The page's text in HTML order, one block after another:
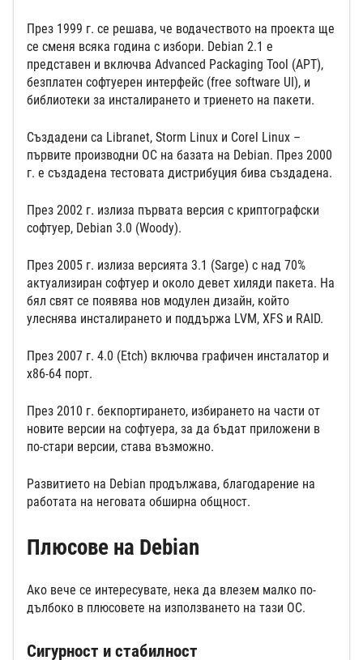
През 1999 г. се решава, че водачеството на проекта ще
се сменя всяка година с избори. Debian 2.1 е
представен и включва Advanced Packaging Tool (APT),
безплатен софтуерен интерфейс (free software UI), и
библиотеки за инсталирането и триенето на пакети.
Създадени са Libranet, Storm Linux и Corel Linux –
първите производни ОС на базата на Debian. През 2000
г. е създадена тестовата дистрибуция бива създадена.
През 2002 г. излиза първата версия с криптографски
софтуер, Debian 3.0 (Woody).
През 2005 г. излиза версията 3.1 (Sarge) с над 70%
актуализиран софтуер и около девет хиляди пакета. На
бял свят се появява нов модулен дизайн, който
улеснява инсталирането и поддържа LVM, XFS и RAID.
През 2007 г. 4.0 (Etch) включва графичен инсталатор и
x86-64 порт.
През 2010 г. бекпортирането, избирането на части от
новите версии на софтуера, за да бъдат приложени в
по-стари версии, става възможно.
Развитието на Debian продължава, благодарение на
работата на неговата обширна общност.
Плюсове на Debian
Ако вече се интересувате, нека да влезем малко по-
дълбоко в плюсовете на използването на тази ОС.
Сигурност и стабилност